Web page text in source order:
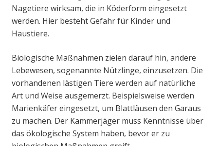
Nagetiere wirksam, die in Köderform eingesetzt
werden. Hier besteht Gefahr für Kinder und
Haustiere.
Biologische Maßnahmen zielen darauf hin, andere
Lebewesen, sogenannte Nützlinge, einzusetzen. Die
vorhandenen lästigen Tiere werden auf natürliche
Art und Weise ausgemerzt. Beispielsweise werden
Marienkäfer eingesetzt, um Blattläusen den Garaus
zu machen. Der Kammerjäger muss Kenntnisse über
das ökologische System haben, bevor er zu